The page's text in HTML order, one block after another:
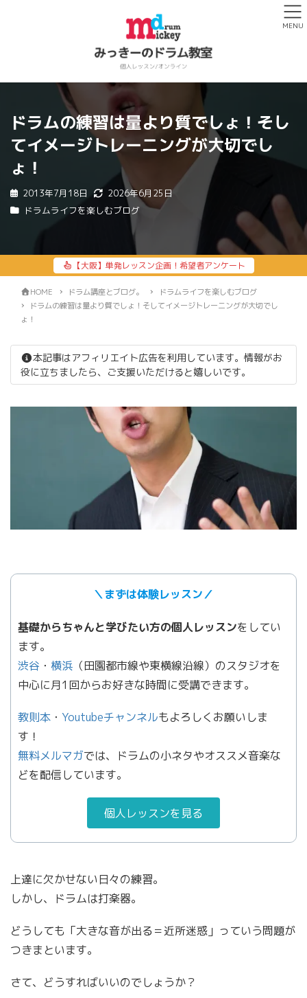
ドラムの練習は量より質でしょ！そし
てイメージトレーニングが大切でし
ょ！
2013年7月18日
2026年6月25日
ドラムライフを楽しむブログ
【大阪】単発レッスン企画！希望者アンケート
HOME ドラム講座とブログ。
ドラムライフを楽しむブログ
ドラムの練習は量より質でしょ！そしてイメージトレーニングが大切でし
ょ！
本記事はアフィリエイト広告を利用しています。情報がお
役に立ちましたら、ご支援いただけると嬉しいです。
＼まずは体験レッスン／
基礎からちゃんと学びたい方の個人レッスンをしてい
ます。
渋谷 ・ 横浜 （田園都市線や東横線沿線）のスタジオを
中心に月1回からお好きな時間に受講できます。
教則本 ・ Youtubeチャンネルもよろしくお願いしま
す！
無料メルマガでは、ドラムの小ネタやオススメ音楽な
どを配信しています。
個人レッスンを見る
上達に欠かせない日々の練習。
しかし、ドラムは打楽器。
どうしても「大きな音が出る＝近所迷惑」っていう問題が
つきまといます。
さて、どうすればいいのでしょうか？
MENU